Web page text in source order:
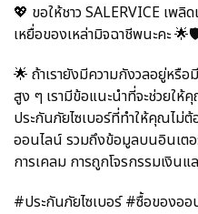
💖 ขอให้ชาว SALERVICE เพ
เหยื่อของเหล่ามิจฉาชีพนะคะ 🌟
🌟 ถ้าเรายังมีความกังวลอยู่หรือ
สูง ๆ เรามีข้อแนะนำที่จะช่วยให้
ประกันภัยไซเบอร์ที่ทำให้คุณไม่
ออนไลน์ รวมถึงข้อมูลบนอินเตอ
การเคลม การถูกโจรกรรมเงินแ
#ประกันภัยไซเบอร์ #ซื้อของอ